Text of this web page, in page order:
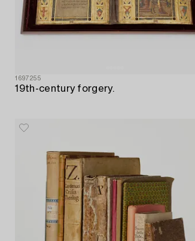
1697255
19th-century forgery.